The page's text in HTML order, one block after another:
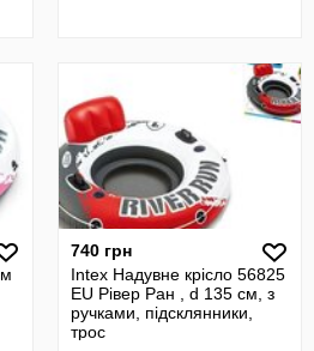
740 грн
Intex Надувне крісло 56825
EU Рівер Ран , d 135 см, з
ручками, підсклянники,
трос